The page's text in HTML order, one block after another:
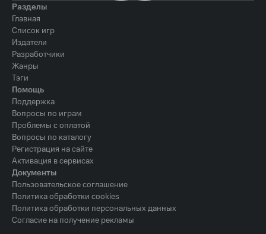
Разделы
Главная
Список игр
Издатели
Разработчики
Жанры
Тэги
Помощь
Поддержка
Вопросы по играм
Проблемы с оплатой
Вопросы по каталогу
Регистрация на сайте
Активация в сервисах
Документы
Пользовательское соглашение
Политика обработки cookies
Политика обработки персональных данных
Согласие на получение рекламы